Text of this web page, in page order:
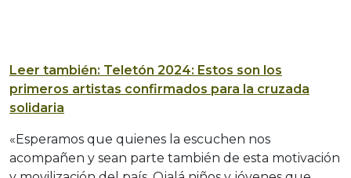
Leer también: Teletón 2024: Estos son los
primeros artistas confirmados para la cruzada
solidaria
«Esperamos que quienes la escuchen nos
acompañen y sean parte también de esta motivación